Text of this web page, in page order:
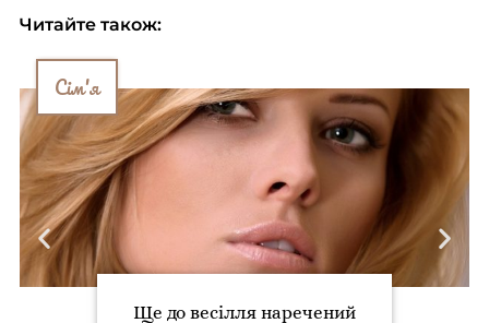
Читайте також:
Сім'я
Ще до весілля наречений